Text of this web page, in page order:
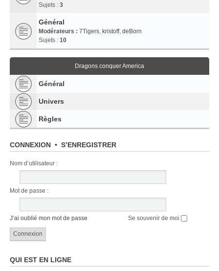
Sujets : 3
Général
Modérateurs : 7Tigers, kristoff, deBorn
Sujets : 10
Dragons conquer America
Général
Univers
Règles
CONNEXION • S’ENREGISTRER
Nom d’utilisateur :
Mot de passe :
J’ai oublié mon mot de passe Se souvenir de moi
QUI EST EN LIGNE